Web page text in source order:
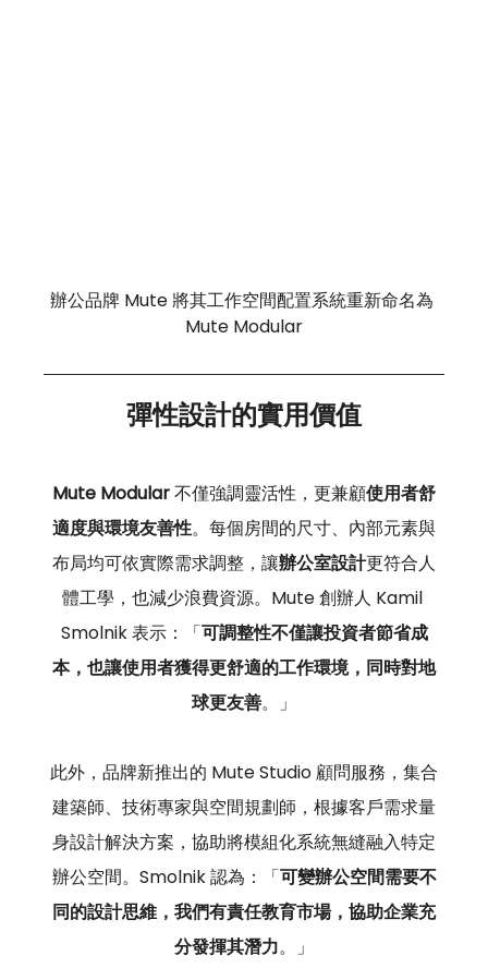
辦公品牌 Mute 將其工作空間配置系統重新命名為
Mute Modular
彈性設計的實用價值
Mute Modular 不僅強調靈活性，更兼顧使用者舒
適度與環境友善性。每個房間的尺寸、內部元素與
布局均可依實際需求調整，讓辦公室設計更符合人
體工學，也減少浪費資源。Mute 創辦人 Kamil
Smolnik 表示：「可調整性不僅讓投資者節省成
本，也讓使用者獲得更舒適的工作環境，同時對地
球更友善。」
此外，品牌新推出的 Mute Studio 顧問服務，集合
建築師、技術專家與空間規劃師，根據客戶需求量
身設計解決方案，協助將模組化系統無縫融入特定
辦公空間。Smolnik 認為：「可變辦公空間需要不
同的設計思維，我們有責任教育市場，協助企業充
分發揮其潛力。」